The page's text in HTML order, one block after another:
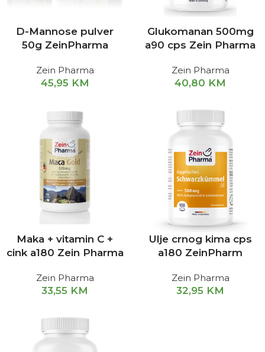
D-Mannose pulver
50g ZeinPharma
Zein Pharma
45,95 KM
Glukomanan 500mg
a90 cps Zein Pharma
Zein Pharma
40,80 KM
Maka + vitamin C +
cink a180 Zein Pharma
Zein Pharma
33,55 KM
Ulje crnog kima cps
a180 ZeinPharm
Zein Pharma
32,95 KM